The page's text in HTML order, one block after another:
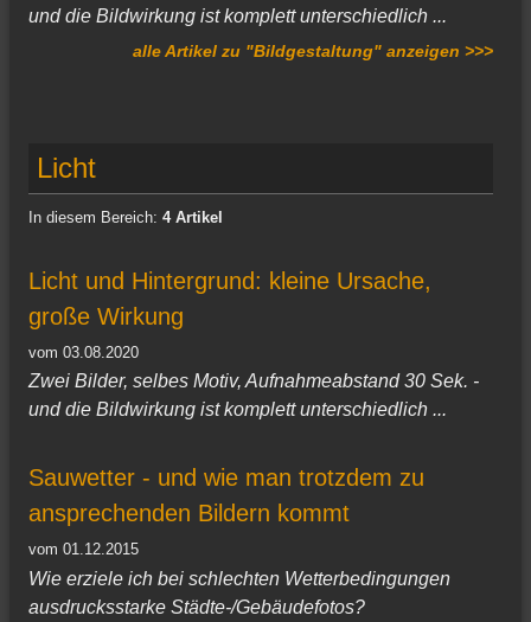
und die Bildwirkung ist komplett unterschiedlich ...
alle Artikel zu "Bildgestaltung" anzeigen >>>
Licht
In diesem Bereich: 4 Artikel
Licht und Hintergrund: kleine Ursache,
große Wirkung
vom 03.08.2020
Zwei Bilder, selbes Motiv, Aufnahmeabstand 30 Sek. -
und die Bildwirkung ist komplett unterschiedlich ...
Sauwetter - und wie man trotzdem zu
ansprechenden Bildern kommt
vom 01.12.2015
Wie erziele ich bei schlechten Wetterbedingungen
ausdrucksstarke Städte-/Gebäudefotos?